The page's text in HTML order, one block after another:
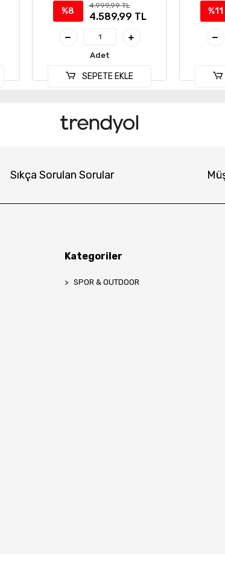
%8
4.999,99 TL
4.589,99 TL
Adet
SEPETE EKLE
%11
Sıkça Sorulan Sorular
Kategoriler
SPOR & OUTDOOR